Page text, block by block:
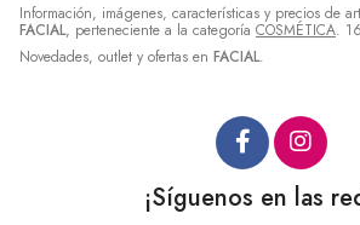
Información, imágenes, características y precios de
FACIAL, perteneciente a la categoría COSMÉTICA.
Novedades, outlet y ofertas en FACIAL.
¡Síguenos en las